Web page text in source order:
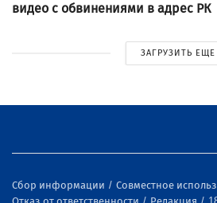
видео с обвинениями в адрес РК
ЗАГРУЗИТЬ ЕЩЕ
Сбор информации
Совместное